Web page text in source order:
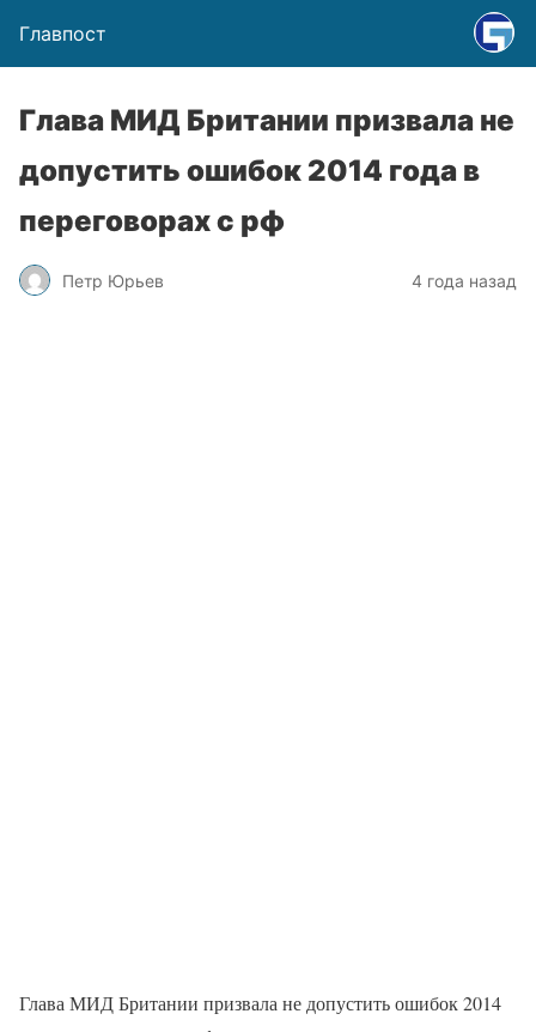
Главпост
Глава МИД Британии призвала не
допустить ошибок 2014 года в
переговорах с рф
Петр Юрьев 4 года назад
Глава МИД Британии призвала не допустить ошибок 2014